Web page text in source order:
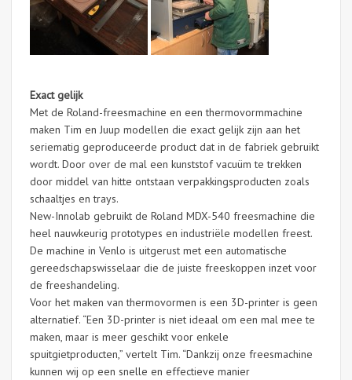
Exact gelijk
Met de Roland-freesmachine en een thermovormmachine
maken Tim en Juup modellen die exact gelijk zijn aan het
seriematig geproduceerde product dat in de fabriek gebruikt
wordt. Door over de mal een kunststof vacuüm te trekken
door middel van hitte ontstaan verpakkingsproducten zoals
schaaltjes en trays.
New-Innolab gebruikt de Roland MDX-540 freesmachine die
heel nauwkeurig prototypes en industriële modellen freest.
De machine in Venlo is uitgerust met een automatische
gereedschapswisselaar die de juiste freeskoppen inzet voor
de freeshandeling.
Voor het maken van thermovormen is een 3D-printer is geen
alternatief. “Een 3D-printer is niet ideaal om een mal mee te
maken, maar is meer geschikt voor enkele
spuitgietproducten,” vertelt Tim. “Dankzij onze freesmachine
kunnen wij op een snelle en effectieve manier